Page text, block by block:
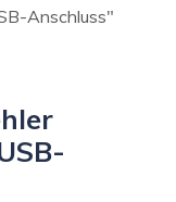
Anschluss"